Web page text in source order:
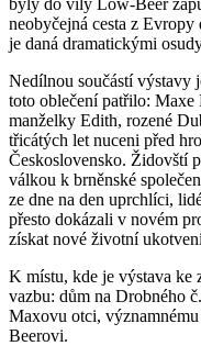
neobyčejná cesta z Evropy
je daná dramatickými
Nedílnou součástí výstavy
toto oblečení patřilo:
manželky Edith, rozené
třicátých let nuceni před
Československo. Židovští
válkou k brněnské
ze dne na den uprchlíci,
přesto dokázali v novém
získat nové životní
K místu, kde je výstava ke
vazbu: dům na Drobného
Maxovu otci,
Beerovi.